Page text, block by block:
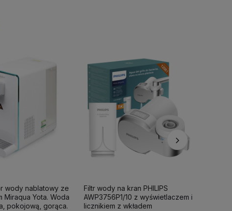
wody nablatowy ze
Miraqua Yota. Woda
pokojową, gorąca.
Filtr wody na kran PHILIPS
AWP3756P1/10 z wyświetlaczem i
licznikiem z wkładem